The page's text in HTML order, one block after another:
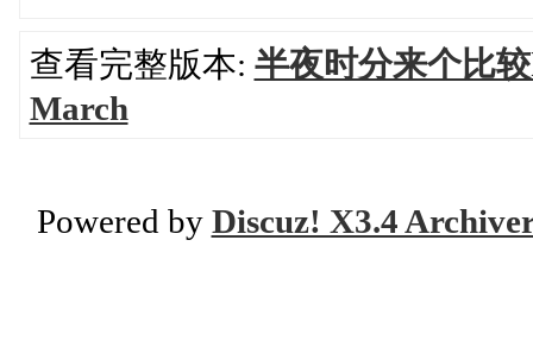
查看完整版本: 半夜时分来个比
March
Powered by Discuz! X3.4